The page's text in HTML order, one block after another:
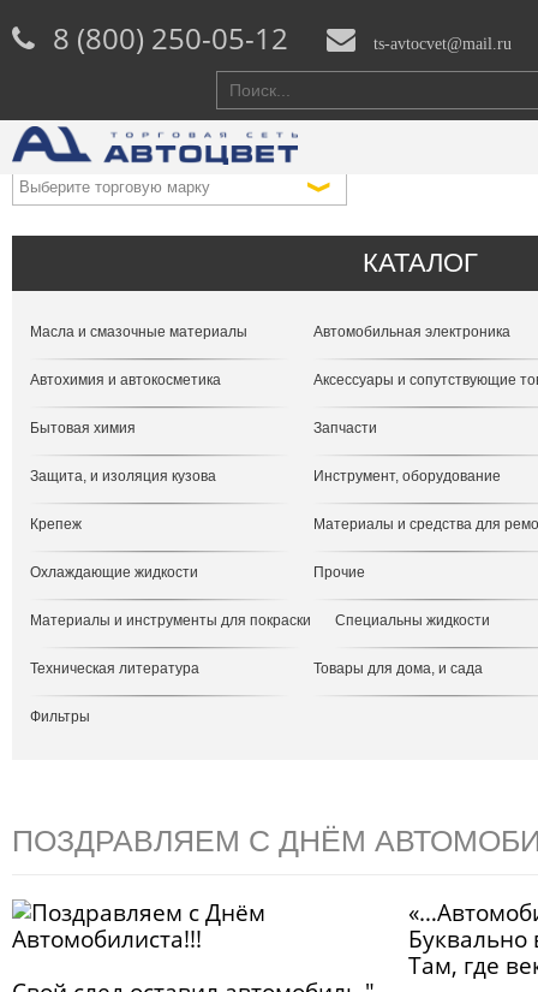
8 (800) 250-05-12 ts-avtocvet@mail.ru
КАТАЛОГ
Масла и смазочные материалы Автомобильная электроника
Автохимия и автокосметика Аксессуары и сопутствующие
Бытовая химия Запчасти
Защита, и изоляция кузова Инструмент, оборудование
Крепеж Материалы и средства для
Охлаждающие жидкости Прочие
Материалы и инструменты для покраски Специальны жидкости
Техническая литература Товары для дома, и сада
Фильтры
ПОЗДРАВЛЯЕМ С ДНЁМ
Буквально
Там, где